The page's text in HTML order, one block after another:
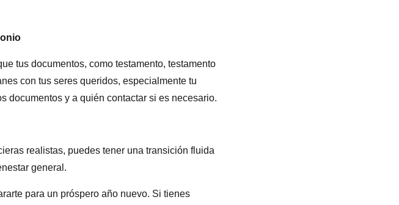
tus documentos, como testamento, testamento
con tus seres queridos, especialmente tu
documentos y a quién contactar si es necesario.
realistas, puedes tener una transición fluida
general.
para un próspero año nuevo. Si tienes